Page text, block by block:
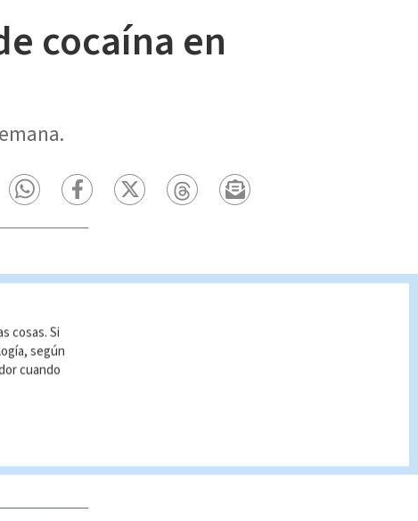
cocaína en
no
cosas. Si
según
cuando